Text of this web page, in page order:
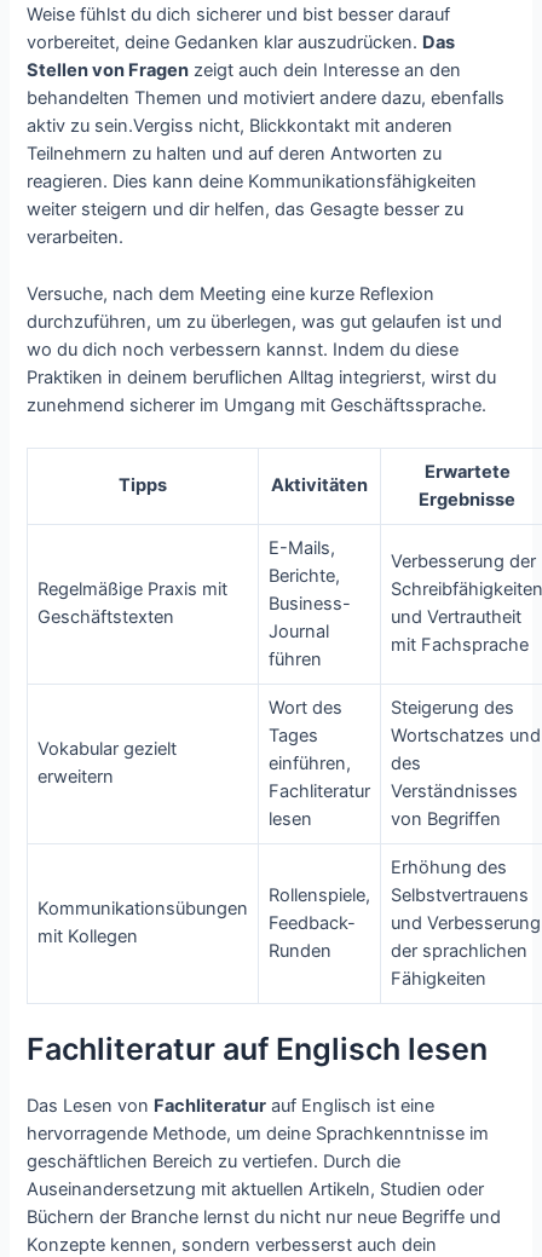
Weise fühlst du dich sicherer und bist besser darauf
vorbereitet, deine Gedanken klar auszudrücken. Das
Stellen von Fragen zeigt auch dein Interesse an den
behandelten Themen und motiviert andere dazu, ebenfalls
aktiv zu sein.Vergiss nicht, Blickkontakt mit anderen
Teilnehmern zu halten und auf deren Antworten zu
reagieren. Dies kann deine Kommunikationsfähigkeiten
weiter steigern und dir helfen, das Gesagte besser zu
verarbeiten.
Versuche, nach dem Meeting eine kurze Reflexion
durchzuführen, um zu überlegen, was gut gelaufen ist und
wo du dich noch verbessern kannst. Indem du diese
Praktiken in deinem beruflichen Alltag integrierst, wirst du
zunehmend sicherer im Umgang mit Geschäftssprache.
Tipps Aktivitäten
Erwartete
Ergebnisse
Regelmäßige Praxis mit
Geschäftstexten
E-Mails,
Berichte,
Business-
Journal
führen
Verbesserung der
und Vertrautheit
mit Fachsprache
Vokabular gezielt
erweitern
Wort des
Tages
einführen,
Fachliteratur
lesen
Steigerung des
Wortschatzes und
des
Verständnisses
von Begriffen
Kommunikationsübungen
mit Kollegen
Rollenspiele,
Feedback-
Runden
Erhöhung des
Selbstvertrauens
und Verbesserung
der sprachlichen
Fähigkeiten
Fachliteratur auf Englisch lesen
Das Lesen von Fachliteratur auf Englisch ist eine
hervorragende Methode, um deine Sprachkenntnisse im
geschäftlichen Bereich zu vertiefen. Durch die
Auseinandersetzung mit aktuellen Artikeln, Studien oder
Büchern der Branche lernst du nicht nur neue Begriffe und
Konzepte kennen, sondern verbesserst auch dein